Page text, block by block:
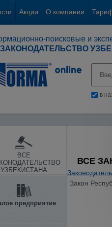
Акции О компании
поисковые и
ЗАКОНОДАТЕЛЬСТВО
в
ВСЕ
УЗБЕКИСТАНА
предприятие
ВСЕ
Закон